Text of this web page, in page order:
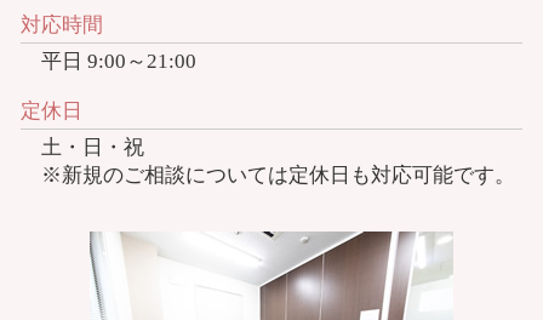
対応時間
平日 9:00～21:00
定休日
土・日・祝
※新規のご相談については定休日も対応可能です。